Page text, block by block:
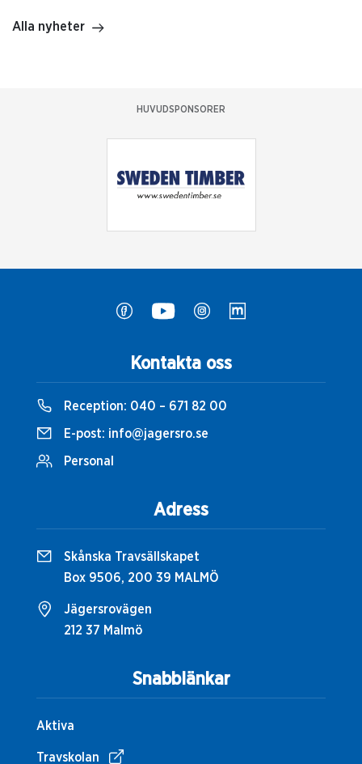
Alla nyheter
HUVUDSPONSORER
Snabblänkar
Aktiva
Travskolan
Kontakta oss
Reception: 040 – 671 82 00
E-post: info@jagersro.se
Personal
Adress
Skånska Travsällskapet
Box 9506, 200 39 MALMÖ
Jägersrovägen
212 37 Malmö